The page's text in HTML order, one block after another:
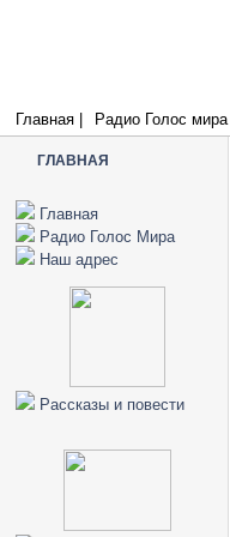
Главная | Радио Голос мира |
ГЛАВНАЯ
Главная
Радио Голос Мира
Наш адрес
Рассказы и повести